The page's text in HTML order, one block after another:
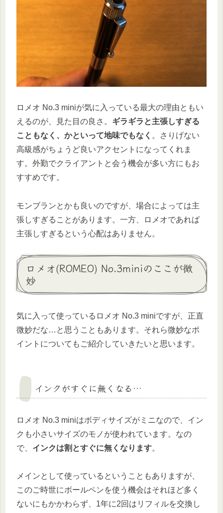
ロメオ No.3 miniが気に入っている最大の理由ともい
えるのが、見た目の良さ。 ギラギラと主張しすぎる
こともなく、かといって地味でもなく 。さりげない
高級感がちょうど良いアクセントになってくれま
す。外勤でクライアントと会う機会が多い方にもお
すすめです。
モンブランとかも良いのですが、場合によっては主
張しすぎることがあります。一方、ロメオであれば
主張しすぎるという心配はありません。
ロメオ(ROMEO) No.3miniのここが微
妙
気に入って使っているロメオ No.3 miniですが、正直
微妙だな…と思うこともあります。それら微妙なポ
イントについてもご紹介していきたいと思います。
インクがすぐに無くなる…
ロメオ No.3 miniはボディサイズがミニなので、イン
クも小さいサイズのモノが使われています。なの
で、 インクは割とすぐに無くなります。
メインとして使っているということもありますが、
このご時世にボールペンを使う機会はそれほど多く
ないにもかかわらず、1年に2回はリフィルを交換し